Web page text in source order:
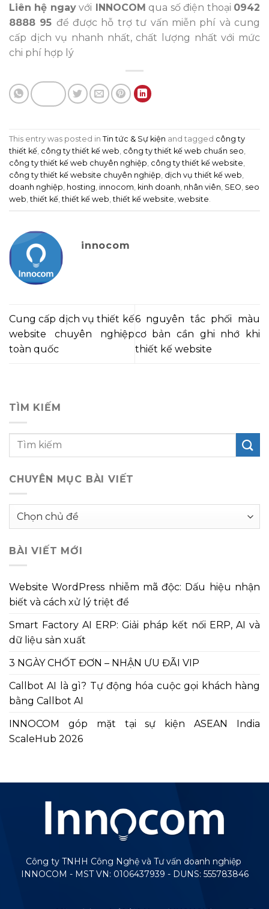
Liên hệ ngayvới INNOCOM qua số điện thoại 0942
8888 95 để được hỗ trợ tư vấn miễn phí và cung
cấp dịch vụ nhanh nhất, chất lượng nhất với mức
chi phí hợp lý
This entry was posted in Tin tức & Sự kiện and tagged công ty
thiết kế, công ty thiết kế web, công ty thiết kế web chuẩn seo,
công ty thiết kế web chuyên nghiệp, công ty thiết kế website,
công ty thiết kế website chuyên nghiệp, dịch vụ thiết kế web,
doanh nghiệp, hosting, innocom, kinh doanh, nhân viên, SEO, seo
web,thiết kế,thiết kế web,thiết kế website, website.
innocom
Cung cấp dịch vụ thiết kế
website chuyên nghiệp
toàn quốc
6 nguyên tắc phối màu
cơ bản cần ghi nhớ khi
thiết kế website
TÌM KIẾM
CHUYÊN MỤC BÀI VIẾT
Chuyên
viết
BÀI VIẾT MỚI
Website WordPress nhiễm mã độc: Dấu hiệu nhận
biết và cách xử lý triệt để
Smart Factory AI ERP: Giải pháp kết nối ERP, AI và
dữ liệu sản xuất
3 NGÀY CHỐT ĐƠN – NHẬN ƯU ĐÃI VIP
Callbot AI là gì? Tự động hóa cuộc gọi khách hàng
bằng Callbot AI
INNOCOM góp mặt tại sự kiện ASEAN India
ScaleHub 2026
Công ty TNHH Công Nghệ và Tư vấn doanh nghiệp
INNOCOM - MST VN: 0106437939 - DUNS: 555783846